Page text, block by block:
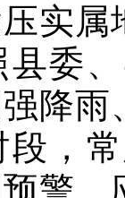
实
委
降
段，
警